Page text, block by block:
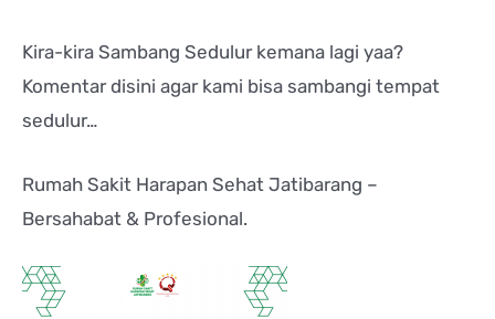
Kira-kira Sambang Sedulur kemana lagi yaa?
Komentar disini agar kami bisa sambangi tempat
sedulur…
Rumah Sakit Harapan Sehat Jatibarang –
Bersahabat & Profesional.